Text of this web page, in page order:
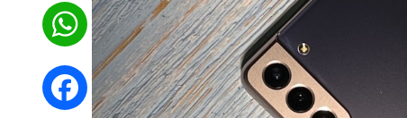
WhatsApp